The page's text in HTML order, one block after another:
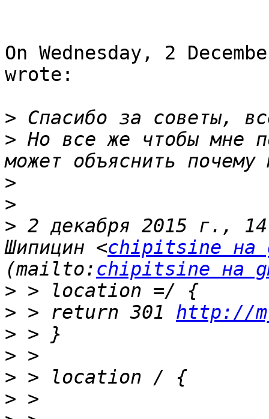
On Wednesday, 2
wrote:
>
> Но все же чтобы мне
>
>
> 2 декабря 2015 г.,
Шипицин <chipitsine на
(mailto: chipitsine на
>
> > return 301 http://
>
>
>
>